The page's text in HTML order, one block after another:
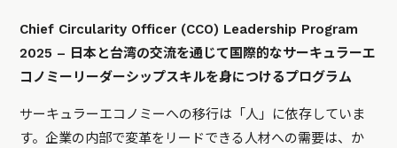
Chief Circularity Officer (CCO) Leadership Program
2025 – 日本と台湾の交流を通じて国際的なサーキュラーエ
コノミーリーダーシップスキルを身につけるプログラム
サーキュラーエコノミーへの移行は「人」に依存していま
す。企業の内部で変革をリードできる人材への需要は、か